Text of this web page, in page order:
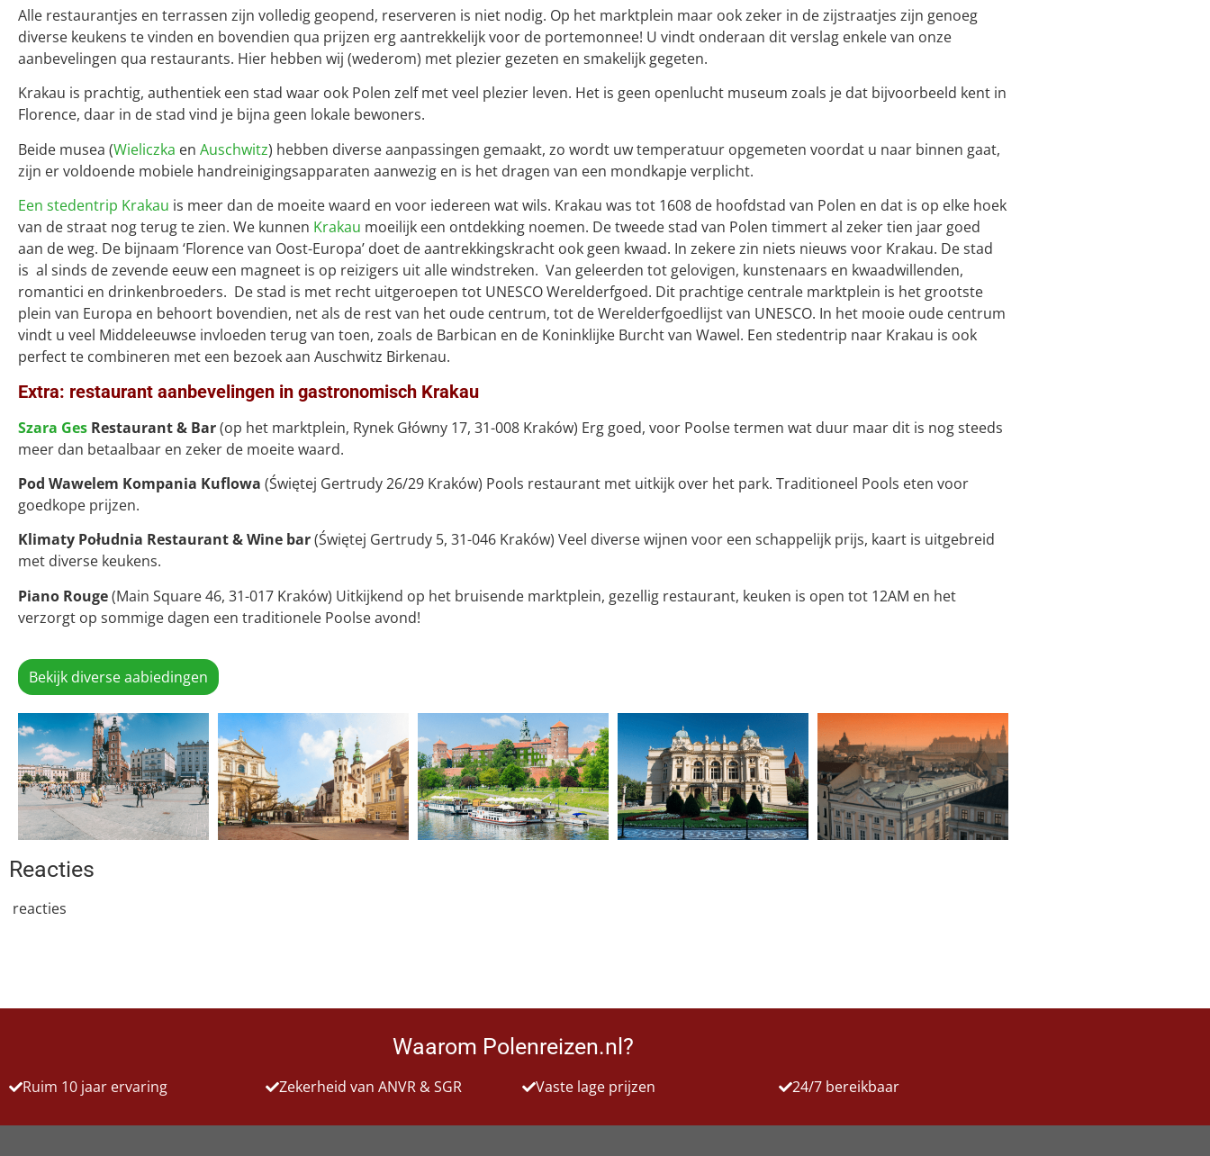
Alle restaurantjes en terrassen zijn volledig geopend, reserveren is niet nodig. Op het marktplein maar ook zeker in de zijstraatjes zijn genoeg
diverse keukens te vinden en bovendien qua prijzen erg aantrekkelijk voor de portemonnee! U vindt onderaan dit verslag enkele van onze
aanbevelingen qua restaurants. Hier hebben wij (wederom) met plezier gezeten en smakelijk gegeten.
Krakau is prachtig, authentiek een stad waar ook Polen zelf met veel plezier leven. Het is geen openlucht museum zoals je dat bijvoorbeeld kent in
Florence, daar in de stad vind je bijna geen lokale bewoners.
Beide musea (Wieliczka en Auschwitz) hebben diverse aanpassingen gemaakt, zo wordt uw temperatuur opgemeten voordat u naar binnen gaat,
zijn er voldoende mobiele handreinigingsapparaten aanwezig en is het dragen van een mondkapje verplicht.
Een stedentrip Krakau is meer dan de moeite waard en voor iedereen wat wils. Krakau was tot 1608 de hoofdstad van Polen en dat is op elke hoek
van de straat nog terug te zien. We kunnen Krakau moeilijk een ontdekking noemen. De tweede stad van Polen timmert al zeker tien jaar goed
aan de weg. De bijnaam ‘Florence van Oost-Europa’ doet de aantrekkingskracht ook geen kwaad. In zekere zin niets nieuws voor Krakau. De stad
is al sinds de zevende eeuw een magneet is op reizigers uit alle windstreken. Van geleerden tot gelovigen, kunstenaars en kwaadwillenden,
romantici en drinkenbroeders. De stad is met recht uitgeroepen tot UNESCO Werelderfgoed. Dit prachtige centrale marktplein is het grootste
plein van Europa en behoort bovendien, net als de rest van het oude centrum, tot de Werelderfgoedlijst van UNESCO. In het mooie oude centrum
vindt u veel Middeleeuwse invloeden terug van toen, zoals de Barbican en de Koninklijke Burcht van Wawel. Een stedentrip naar Krakau is ook
perfect te combineren met een bezoek aan Auschwitz Birkenau.
Extra: restaurant aanbevelingen in gastronomisch Krakau
Szara Ges Restaurant & Bar(op het marktplein, Rynek Główny 17, 31-008 Kraków) Erg goed, voor Poolse termen wat duur maar dit is nog steeds
meer dan betaalbaar en zeker de moeite waard.
Pod Wawelem Kompania Kuflowa (Świętej Gertrudy 26/29 Kraków) Pools restaurant met uitkijk over het park. Traditioneel Pools eten voor
goedkope prijzen.
Klimaty Południa Restaurant & Wine bar(Świętej Gertrudy 5, 31-046 Kraków) Veel diverse wijnen voor een schappelijk prijs, kaart is uitgebreid
met diverse keukens.
Piano Rouge(Main Square 46, 31-017 Kraków) Uitkijkend op het bruisende marktplein, gezellig restaurant, keuken is open tot 12AM en het
verzorgt op sommige dagen een traditionele Poolse avond!
Bekijk diverse aabiedingen
Reacties
reacties
Waarom Polenreizen.nl?
Ruim 10 jaar ervaring Zekerheid van ANVR & SGR Vaste lage prijzen 24/7 bereikbaar